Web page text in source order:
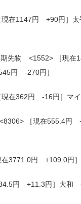
現在1147円 +90円］
期先物 <1552> ［現
円 -270円］
在362円 -16円］マ
［現在555.4円
3771.0円 +109.0円］
円 +11.3円］大和